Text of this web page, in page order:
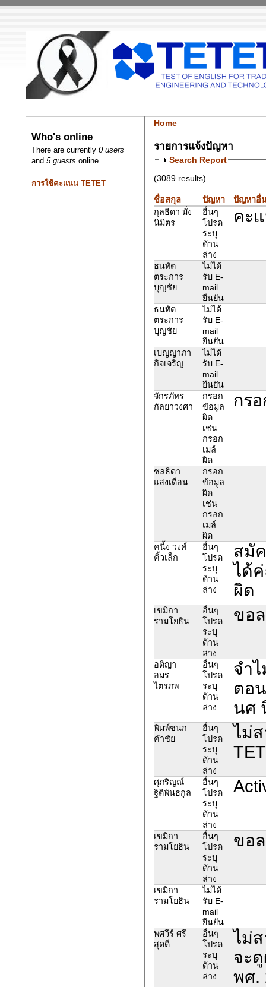
Who's online
There are currently0 users
and5 guests online.
การใช้คะแนน TETET
Home
รายการแจ้งปัญหา
Search Report
(3089 results)
ชื่อสกุล ปัญหา
ปัญหาอื่
กุลธิดา มั่ง
นิมิตร
อื่นๆ
โปรด
ระบุ
ด้าน
ล่าง
คะ
ธนทัต
ตระการ
บุญชัย
ไม่ได้
รับ E-
mail
ยืนยัน
ธนทัต
ตระการ
บุญชัย
ไม่ได้
รับ E-
mail
ยืนยัน
เบญญาภา
กิจเจริญ
ไม่ได้
รับ E-
mail
ยืนยัน
จักรภัทร
กัลยาวงศา
กรอก
ข้อมูล
ผิด
เช่น
กรอก
เมล์
ผิด
กร
ชลธิดา
แสงเดือน
กรอก
ข้อมูล
ผิด
เช่น
กรอก
เมล์
ผิด
คนิ้ง วงค์
คิ้วเล็ก
อื่นๆ
โปรด
ระบุ
ด้าน
ล่าง
สมั
ได้
ผิด
เขมิกา
รามโยธิน
อื่นๆ
โปรด
ระบุ
ด้าน
ล่าง
ขอ
อติญา
อมร
ไตรภพ
อื่นๆ
โปรด
ระบุ
ด้าน
ล่าง
จำ
ตอ
นศ
พิมพ์ชนก
คำชัย
อื่นๆ
โปรด
ระบุ
ด้าน
ล่าง
ไม่
ศุภริญณ์
ฐิติพันธกูล
อื่นๆ
โปรด
ระบุ
ด้าน
ล่าง
เขมิกา
รามโยธิน
อื่นๆ
โปรด
ระบุ
ด้าน
ล่าง
ขอ
เขมิกา
รามโยธิน
ไม่ได้
รับ E-
mail
ยืนยัน
พศวีร์ ศรี
สุดดี
อื่นๆ
โปรด
ระบุ
ด้าน
ล่าง
ไม่
จะ
พศ.